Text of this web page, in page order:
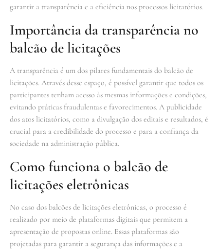
garantir a transparência e a eficiência nos processos licitatórios.
Importância da transparência no
balcão de licitações
A transparência é um dos pilares fundamentais do balcão de
licitações. Através desse espaço, é possível garantir que todos os
participantes tenham acesso às mesmas informações e condições,
evitando práticas fraudulentas e favorecimentos. A publicidade
dos atos licitatórios, como a divulgação dos editais e resultados, é
crucial para a credibilidade do processo e para a confiança da
sociedade na administração pública.
Como funciona o balcão de
licitações eletrônicas
No caso dos balcões de licitações eletrônicas, o processo é
realizado por meio de plataformas digitais que permitem a
apresentação de propostas online. Essas plataformas são
projetadas para garantir a segurança das informações e a